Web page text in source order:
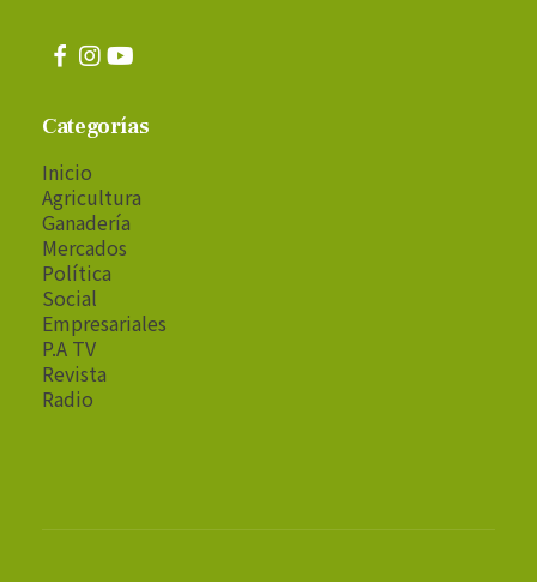
Categorías
Inicio
Agricultura
Ganadería
Mercados
Política
Social
Empresariales
P.A TV
Revista
Radio